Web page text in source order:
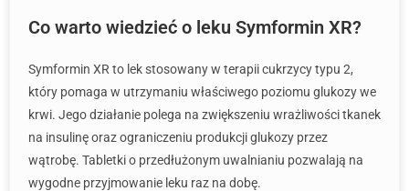
Co warto wiedzieć o leku Symformin XR?
Symformin XR to lek stosowany w terapii cukrzycy typu 2,
który pomaga w utrzymaniu właściwego poziomu glukozy we
krwi. Jego działanie polega na zwiększeniu wrażliwości tkanek
na insulinę oraz ograniczeniu produkcji glukozy przez
wątrobę. Tabletki o przedłużonym uwalnianiu pozwalają na
wygodne przyjmowanie leku raz na dobę.